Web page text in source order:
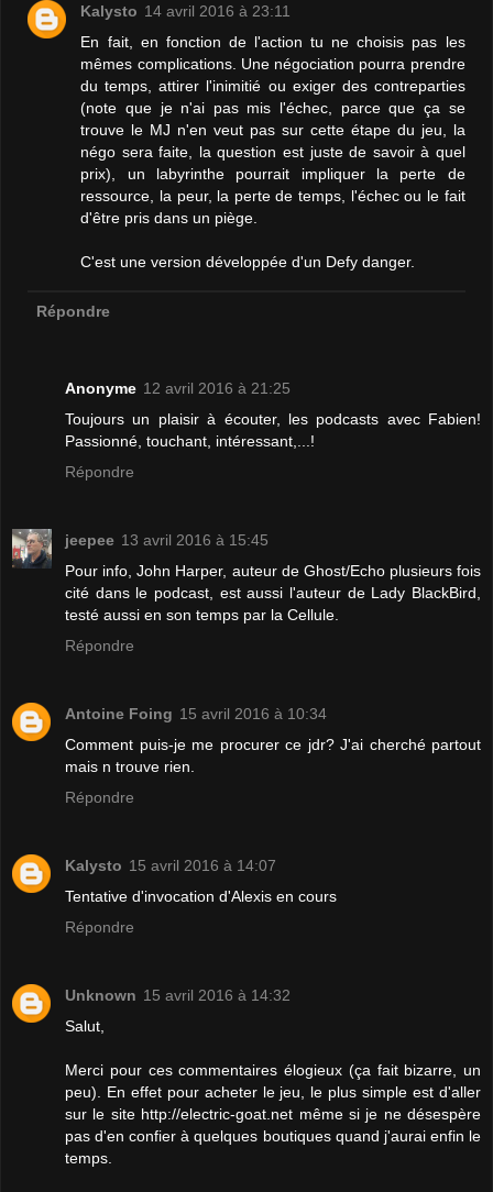
Kalysto 14 avril 2016 à 23:11
En fait, en fonction de l'action tu ne choisis pas les
mêmes complications. Une négociation pourra prendre
du temps, attirer l'inimitié ou exiger des contreparties
(note que je n'ai pas mis l'échec, parce que ça se
trouve le MJ n'en veut pas sur cette étape du jeu, la
négo sera faite, la question est juste de savoir à quel
prix), un labyrinthe pourrait impliquer la perte de
ressource, la peur, la perte de temps, l'échec ou le fait
d'être pris dans un piège.
C'est une version développée d'un Defy danger.
Répondre
Anonyme 12 avril 2016 à 21:25
Toujours un plaisir à écouter, les podcasts avec Fabien!
Passionné, touchant, intéressant,...!
Répondre
jeepee 13 avril 2016 à 15:45
Pour info, John Harper, auteur de Ghost/Echo plusieurs fois
cité dans le podcast, est aussi l'auteur de Lady BlackBird,
testé aussi en son temps par la Cellule.
Répondre
Antoine Foing 15 avril 2016 à 10:34
Comment puis-je me procurer ce jdr? J'ai cherché partout
mais n trouve rien.
Répondre
Kalysto 15 avril 2016 à 14:07
Tentative d'invocation d'Alexis en cours
Répondre
Unknown 15 avril 2016 à 14:32
Salut,
Merci pour ces commentaires élogieux (ça fait bizarre, un
peu). En effet pour acheter le jeu, le plus simple est d'aller
sur le site http://electric-goat.net même si je ne désespère
pas d'en confier à quelques boutiques quand j'aurai enfin le
temps.